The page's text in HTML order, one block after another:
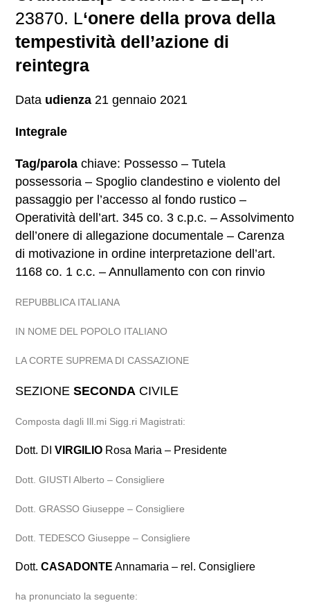
23870. L‘onere della prova della
tempestività dell’azione di
reintegra
Data udienza 21 gennaio 2021
Integrale
Tag/parola chiave: Possesso – Tutela
possessoria – Spoglio clandestino e violento del
passaggio per l’accesso al fondo rustico –
Operatività dell’art. 345 co. 3 c.p.c. – Assolvimento
dell’onere di allegazione documentale – Carenza
di motivazione in ordine interpretazione dell’art.
1168 co. 1 c.c. – Annullamento con con rinvio
REPUBBLICA ITALIANA
IN NOME DEL POPOLO ITALIANO
LA CORTE SUPREMA DI CASSAZIONE
SEZIONESECONDA CIVILE
Composta dagli Ill.mi Sigg.ri Magistrati:
Dott. DIVIRGILIO Rosa Maria – Presidente
Dott. GIUSTI Alberto – Consigliere
Dott. GRASSO Giuseppe – Consigliere
Dott. TEDESCO Giuseppe – Consigliere
Dott.CASADONTE Annamaria – rel. Consigliere
ha pronunciato la seguente: